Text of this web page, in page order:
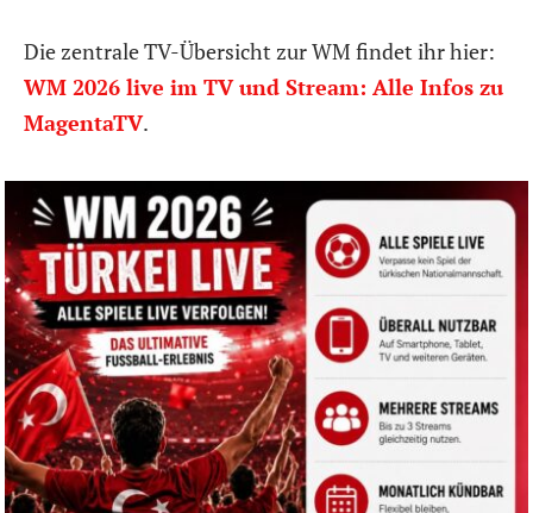
Die zentrale TV-Übersicht zur WM findet ihr hier:
WM 2026 live im TV und Stream: Alle Infos zu
MagentaTV.